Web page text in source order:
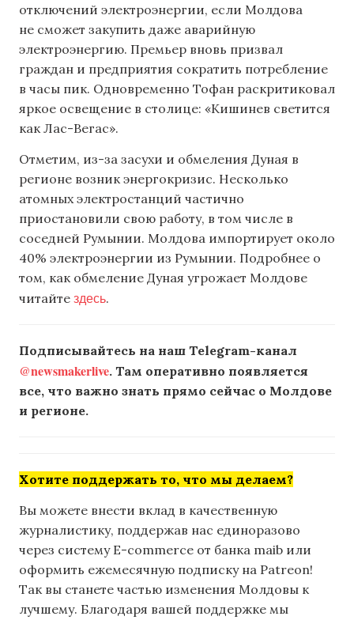
отключений электроэнергии, если Молдова
не сможет закупить даже аварийную
электроэнергию. Премьер вновь призвал
граждан и предприятия сократить потребление
в часы пик. Одновременно Тофан раскритиковал
яркое освещение в столице: «Кишинев светится
как Лас-Вегас».
Отметим, из-за засухи и обмеления Дуная в
регионе возник энергокризис. Несколько
атомных электростанций частично
приостановили свою работу, в том числе в
соседней Румынии. Молдова импортирует около
40% электроэнергии из Румынии. Подробнее о
том, как обмеление Дуная угрожает Молдове
читайте здесь.
Подписывайтесь на наш Telegram-канал
@newsmakerlive. Там оперативно появляется
все, что важно знать прямо сейчас о Молдове
и регионе.
Хотите поддержать то, что мы делаем?
Вы можете внести вклад в качественную
журналистику, поддержав нас единоразово
через систему E-commerce от банка maib или
оформить ежемесячную подписку на Patreon!
Так вы станете частью изменения Молдовы к
лучшему. Благодаря вашей поддержке мы